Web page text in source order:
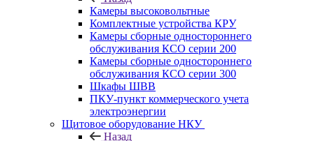
Камеры высоковольтные
Комплектные устройства КРУ
Камеры сборные одностороннего
обслуживания КСО серии 200
Камеры сборные одностороннего
обслуживания КСО серии 300
Шкафы ШВВ
ПКУ-пункт коммерческого учета
электроэнергии
Щитовое оборудование НКУ
Назад